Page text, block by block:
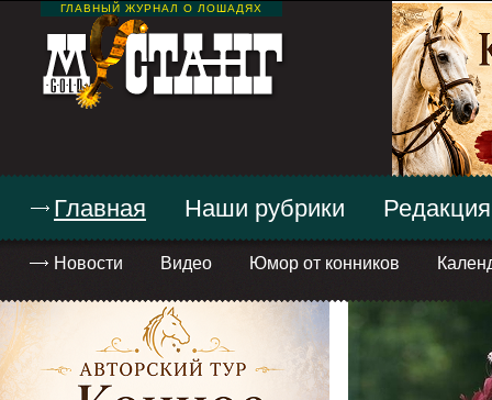
ГЛАВНЫЙ ЖУРНАЛ О ЛОШАДЯХ
Главная
Новости Видео Юмор от конников
Наши рубрики Редакция